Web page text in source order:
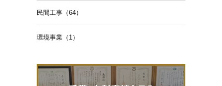
民間工事（64）
環境事業（1）